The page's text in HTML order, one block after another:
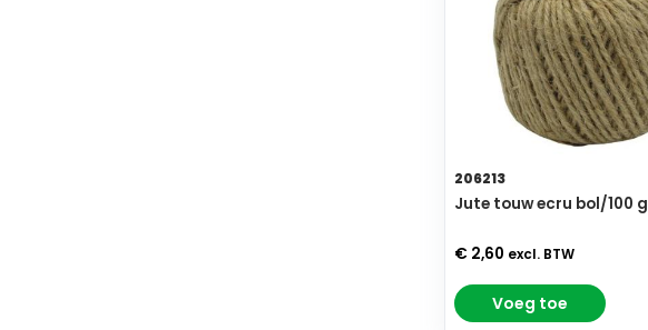
206213
Jute touw ecru bol/100 g
€ 2,60 excl. BTW
Voeg toe